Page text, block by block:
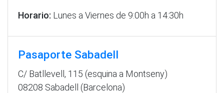
Horario: Lunes a Viernes de 9:00h a 14:30h
Pasaporte Sabadell
C/ Batllevell, 115 (esquina a Montseny)
08208 Sabadell (Barcelona)